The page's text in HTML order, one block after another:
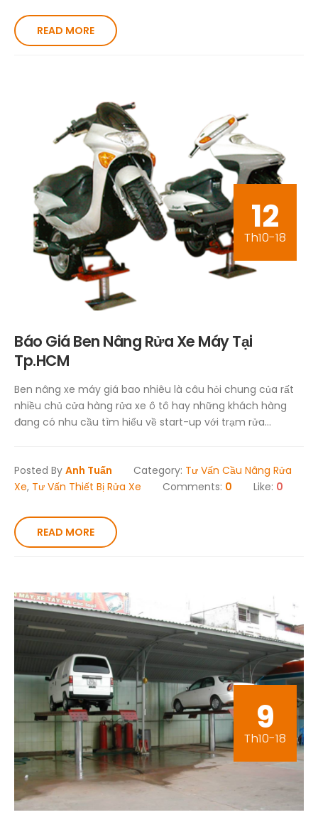
READ MORE
12
Th10-18
Báo Giá Ben Nâng Rửa Xe Máy Tại
Tp.HCM
Ben nâng xe máy giá bao nhiêu là câu hỏi chung của rất
nhiều chủ cửa hàng rửa xe ô tô hay những khách hàng
đang có nhu cầu tìm hiểu về start-up với trạm rửa...
Posted By Anh Tuấn Category: Tư Vấn Cầu Nâng Rửa
Xe, Tư Vấn Thiết Bị Rửa Xe Comments: 0 Like: 0
READ MORE
9
Th10-18